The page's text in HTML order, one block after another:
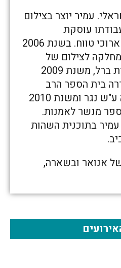
עמיר יוצר בצילום
עוסקת
בפרויקטים חברתיים ארוכי טווח. בשנת 2006
לצילום של
המדרשה לאמנות בבית ברל, משנת 2009
בית הספר הרב
תחומי לאמנות וחברה ע"ש נגר ומשנת 2010
מנשר לאמנות.
עמיר בתוכנית השהות
של אנואר ובשארה,